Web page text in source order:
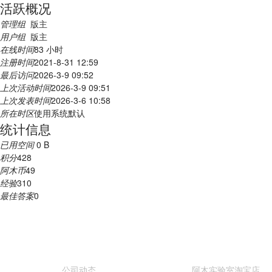
活跃概况
管理组 版主
用户组 版主
在线时间83 小时
注册时间2021-8-31 12:59
最后访问2026-3-9 09:52
上次活动时间2026-3-9 09:51
上次发表时间2026-3-6 10:58
所在时区使用系统默认
统计信息
已用空间0 B
积分428
阿木币49
经验310
最佳答案0
公司动态 阿木实验室淘宝店